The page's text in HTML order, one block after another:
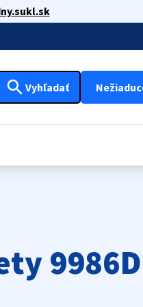
search Vyhľadať
9986D